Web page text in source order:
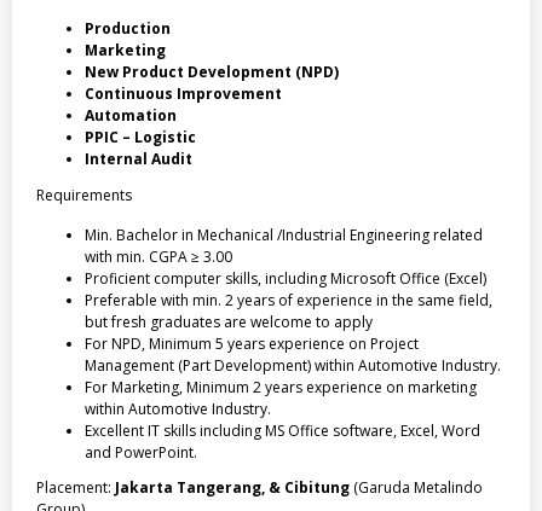
Production
Marketing
New Product Development (NPD)
Continuous Improvement
Automation
PPIC – Logistic
Internal Audit
Requirements
Min. Bachelor in Mechanical /Industrial Engineering related
with min. CGPA ≥ 3.00
Proficient computer skills, including Microsoft Office (Excel)
Preferable with min. 2 years of experience in the same field,
but fresh graduates are welcome to apply
For NPD, Minimum 5 years experience on Project
Management (Part Development) within Automotive Industry.
For Marketing, Minimum 2 years experience on marketing
within Automotive Industry.
Excellent IT skills including MS Office software, Excel, Word
and PowerPoint.
Placement: Jakarta Tangerang, & Cibitung (Garuda Metalindo